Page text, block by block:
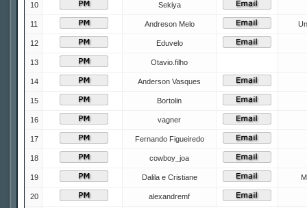
10 Sekiya
11 Andreson Melo
12 Eduvelo
13 Otavio.filho
14 Anderson Vasques
15 Bortolin
16 vagner
17 Fernando Figueiredo
18 cowboy_joa
19 Dalila e Cristiane
20 alexandremf